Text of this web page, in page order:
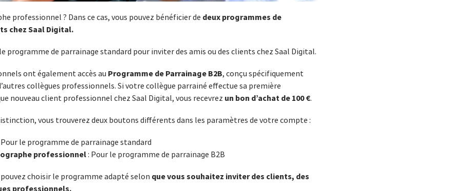
professionnel ? Dans ce cas, vous pouvez bénéficier de deux programmes de
chez Saal Digital.
programme de parrainage standard pour inviter des amis ou des clients chez Saal Digital.
ont également accès au Programme de Parrainage B2B, conçu spécifiquement
collègues professionnels. Si votre collègue parrainé effectue sa première
nouveau client professionnel chez Saal Digital, vous recevrez un bon d’achat de 100 €.
vous trouverez deux boutons différents dans les paramètres de votre compte :
Pour le programme de parrainage standard
professionnel: Pour le programme de parrainage B2B
choisir le programme adapté selon que vous souhaitez inviter des clients, des
professionnels.